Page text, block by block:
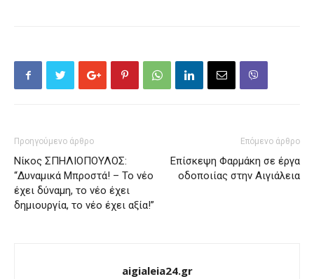
Προηγούμενο άρθρο
Nίκος ΣΠΗΛΙΟΠΟΥΛΟΣ:
“Δυναμικά Μπροστά! – Το νέο
έχει δύναμη, το νέο έχει
δημιουργία, το νέο έχει αξία!”
Επόμενο άρθρο
Επίσκεψη Φαρμάκη σε έργα
οδοποιίας στην Αιγιάλεια
aigialeia24.gr